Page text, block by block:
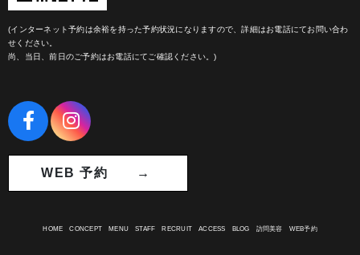
(インターネット予約は余裕を持った予約状況になりますので、詳細はお電話にてお問い合わ
せください。
尚、当日、前日のご予約はお電話にてご確認ください。)
WEB 予約 →
HOME CONCEPT MENU STAFF RECRUIT ACCESS BLOG 訪問美容 WEB予約